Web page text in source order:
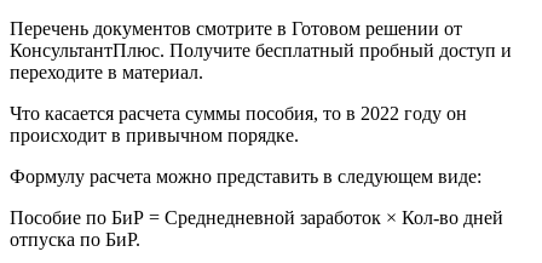
Перечень документов смотрите в Готовом решении от
КонсультантПлюс. Получите бесплатный пробный доступ и
переходите в материал.
Что касается расчета суммы пособия, то в 2022 году он
происходит в привычном порядке.
Формулу расчета можно представить в следующем виде:
Пособие по БиР = Среднедневной заработок × Кол-во дней
отпуска по БиР.